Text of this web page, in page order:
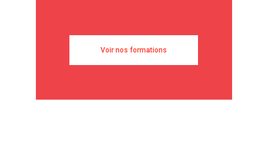
Voir nos formations